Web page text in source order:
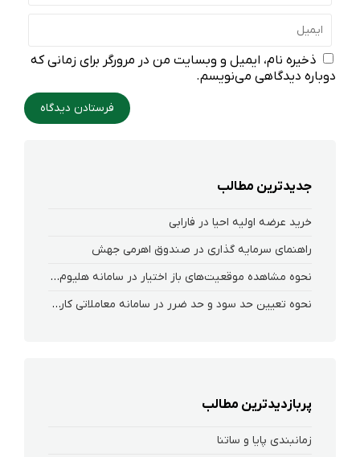
ذخیره نام، ایمیل و وبسایت من در مرورگر برای زمانی که
دوباره دیدگاهی می‌نویسم.
جدیدترین مطالب
خرید عرضه اولیه احیا در فارابی
راهنمای سرمایه گذاری در صندوق اهرمی جهش
نحوه‌ مشاهده‌ موقعیت‌های باز اختیار در سامانه هلیوم و نکست
نحوه تعیین حد سود و حد ضرر در سامانه معاملاتی کارگزاری فارابی
پربازدیدترین مطالب
زمانبندی پایا و ساتنا